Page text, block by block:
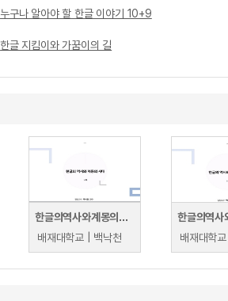
누구나 알아야 할 한글 이야기 10+9
한글 지킴이와 가꿈이의 길
한글의역사와계몽의시대
배재대학교 | 백낙천
배재대학